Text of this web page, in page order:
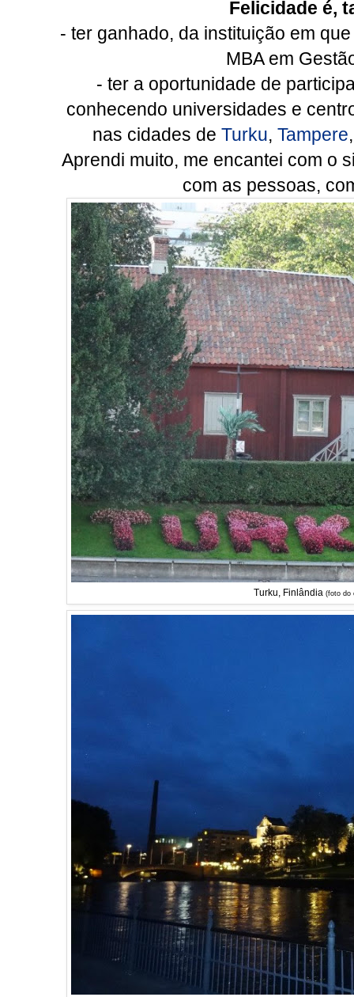
Felicidade é,
- ter ganhado, da instituição em
MBA em
- ter a oportunidade de
conhecendo universidades e
nas cidades de Turku, Tampere
Aprendi muito, me encantei com o
com as pessoas,
Turku, Finlândia (foto do